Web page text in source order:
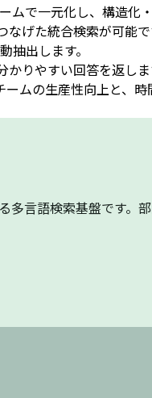
で一元化し、構造化
げた統合検索が可能で
出します。
りやすい回答を返しま
ムの生産性向上と、
言語検索基盤です。